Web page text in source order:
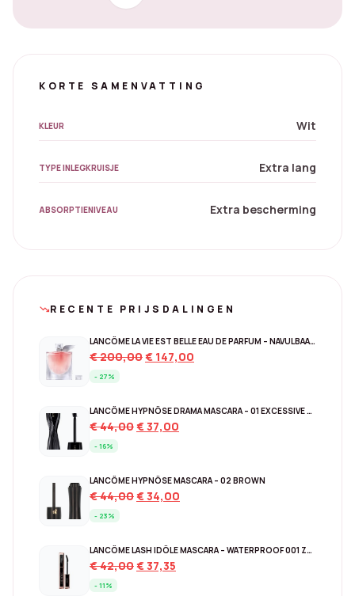
KORTE SAMENVATTING
KLEUR Wit
TYPE INLEGKRUISJE Extra lang
ABSORPTIENIVEAU Extra bescherming
trending_downRECENTE PRIJSDALINGEN
LANCÔME LA VIE EST BELLE EAU DE PARFUM – NAVULBAAR 150 ML
€200,00Original
€ 200,00.
€ 147,00
- 27%
LANCÔME HYPNÔSE DRAMA MASCARA – 01 EXCESSIVE BLACK
€44,00Original
€ 44,00.
€37,00
- 16%
LANCÔME HYPNÔSE MASCARA – 02 BROWN
€44,00Original
€ 44,00.
€34,00
- 23%
LANCÔME LASH IDÔLE MASCARA – WATERPROOF 001 ZWART
€42,00Original
€37,35
- 11%